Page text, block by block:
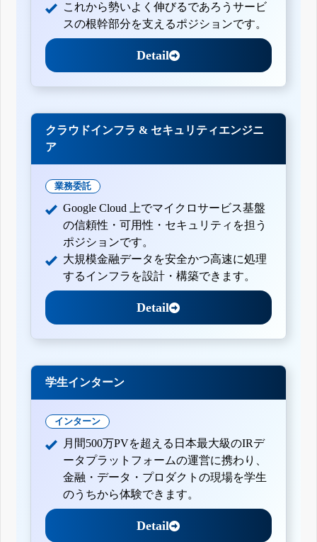
これから勢いよく伸びるであろうサービ
スの根幹部分を支えるポジションです。
Detail
クラウドインフラ & セキュリティエンジニ
ア
業務委託
Google Cloud 上でマイクロサービス基盤
の信頼性・可用性・セキュリティを担う
ポジションです。
大規模金融データを安全かつ高速に処理
するインフラを設計・構築できます。
Detail
学生インターン
インターン
月間500万PVを超える日本最大級のIRデ
ータプラットフォームの運営に携わり、
金融・データ・プロダクトの現場を学生
のうちから体験できます。
Detail